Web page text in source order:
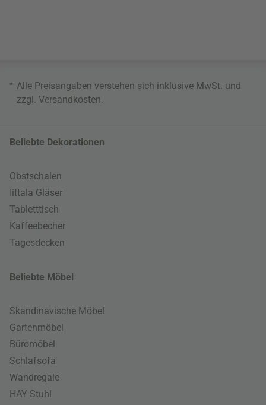
* Alle Preisangaben verstehen sich inklusive MwSt. und
zzgl. Versandkosten.
Beliebte Dekorationen
Obstschalen
Iittala Gläser
Tabletttisch
Kaffeebecher
Tagesdecken
Beliebte Möbel
Skandinavische Möbel
Gartenmöbel
Büromöbel
Schlafsofa
Wandregale
HAY Stuhl